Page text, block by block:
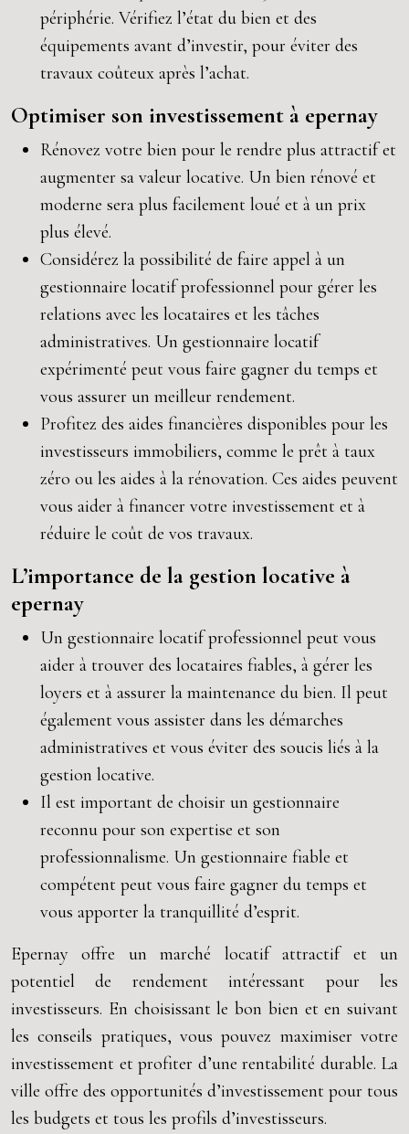
périphérie. Vérifiez l’état du bien et des
équipements avant d’investir, pour éviter des
travaux coûteux après l’achat.
Optimiser son investissement à epernay
Rénovez votre bien pour le rendre plus attractif et
augmenter sa valeur locative. Un bien rénové et
moderne sera plus facilement loué et à un prix
plus élevé.
Considérez la possibilité de faire appel à un
gestionnaire locatif professionnel pour gérer les
relations avec les locataires et les tâches
administratives. Un gestionnaire locatif
expérimenté peut vous faire gagner du temps et
vous assurer un meilleur rendement.
Profitez des aides financières disponibles pour les
investisseurs immobiliers, comme le prêt à taux
zéro ou les aides à la rénovation. Ces aides peuvent
vous aider à financer votre investissement et à
réduire le coût de vos travaux.
L’importance de la gestion locative à
epernay
Un gestionnaire locatif professionnel peut vous
aider à trouver des locataires fiables, à gérer les
loyers et à assurer la maintenance du bien. Il peut
également vous assister dans les démarches
administratives et vous éviter des soucis liés à la
gestion locative.
Il est important de choisir un gestionnaire
reconnu pour son expertise et son
professionnalisme. Un gestionnaire fiable et
compétent peut vous faire gagner du temps et
vous apporter la tranquillité d’esprit.
Epernay offre un marché locatif attractif et un
potentiel de rendement intéressant pour les
investisseurs. En choisissant le bon bien et en suivant
les conseils pratiques, vous pouvez maximiser votre
investissement et profiter d’une rentabilité durable. La
ville offre des opportunités d’investissement pour tous
les budgets et tous les profils d’investisseurs.